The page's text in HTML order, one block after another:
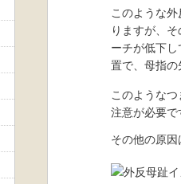
このような
りますが、
ーチが低下
置で、母指
このような
注意が必要で
その他の原因